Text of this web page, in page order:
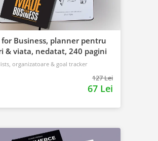
for Business, planner pentru
& viata, nedatat, 240 pagini
organizatoare & goal tracker
127 Lei
67 Lei